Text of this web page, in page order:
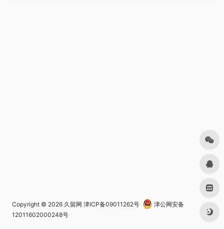
Copyright © 2026 久留网 津ICP备09011262号
津公网安备
12011602000248号